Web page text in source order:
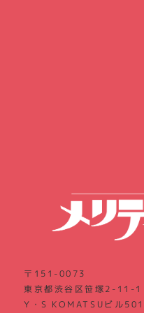
〒151-0073
東京都渋谷区笹塚2-11-1
Y・S KOMATSUビル501